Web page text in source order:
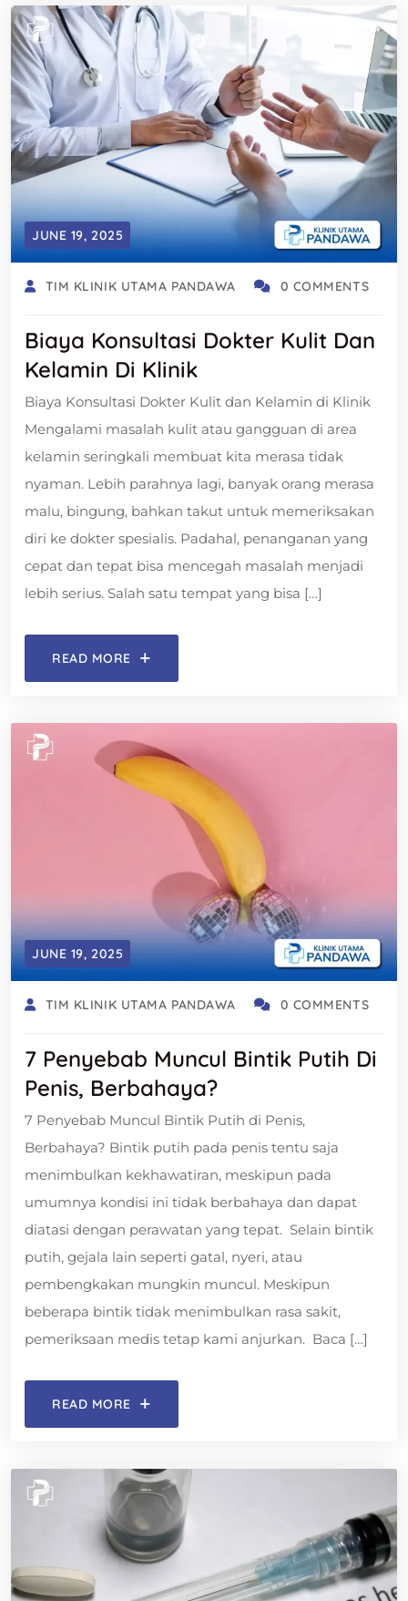
JUNE 19, 2025
TIM KLINIK UTAMA PANDAWA 0 COMMENTS
Biaya Konsultasi Dokter Kulit Dan
Kelamin Di Klinik
Biaya Konsultasi Dokter Kulit dan Kelamin di Klinik
Mengalami masalah kulit atau gangguan di area
kelamin seringkali membuat kita merasa tidak
nyaman. Lebih parahnya lagi, banyak orang merasa
malu, bingung, bahkan takut untuk memeriksakan
diri ke dokter spesialis. Padahal, penanganan yang
cepat dan tepat bisa mencegah masalah menjadi
lebih serius. Salah satu tempat yang bisa […]
READ MORE
JUNE 19, 2025
TIM KLINIK UTAMA PANDAWA 0 COMMENTS
7 Penyebab Muncul Bintik Putih Di
Penis, Berbahaya?
7 Penyebab Muncul Bintik Putih di Penis,
Berbahaya? Bintik putih pada penis tentu saja
menimbulkan kekhawatiran, meskipun pada
umumnya kondisi ini tidak berbahaya dan dapat
diatasi dengan perawatan yang tepat. Selain bintik
putih, gejala lain seperti gatal, nyeri, atau
pembengkakan mungkin muncul. Meskipun
beberapa bintik tidak menimbulkan rasa sakit,
pemeriksaan medis tetap kami anjurkan. Baca […]
READ MORE